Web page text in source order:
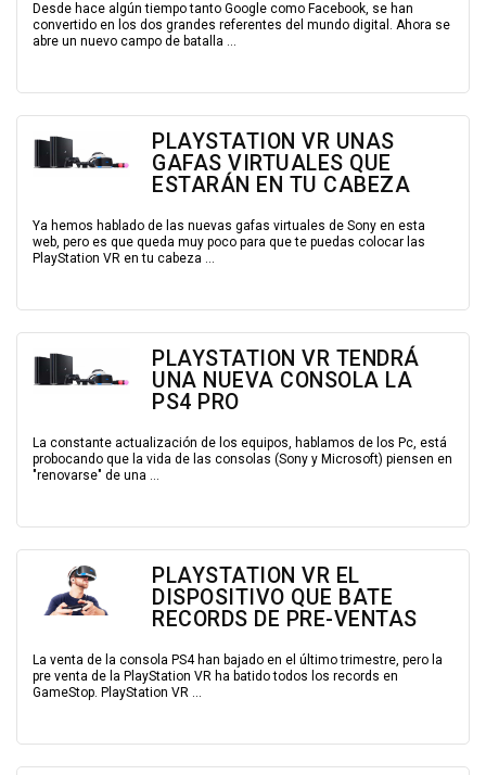
Desde hace algún tiempo tanto Google como Facebook, se han
convertido en los dos grandes referentes del mundo digital. Ahora se
abre un nuevo campo de batalla ...
PLAYSTATION VR UNAS
GAFAS VIRTUALES QUE
ESTARÁN EN TU CABEZA
Ya hemos hablado de las nuevas gafas virtuales de Sony en esta
web, pero es que queda muy poco para que te puedas colocar las
PlayStation VR en tu cabeza ...
PLAYSTATION VR TENDRÁ
UNA NUEVA CONSOLA LA
PS4 PRO
La constante actualización de los equipos, hablamos de los Pc, está
probocando que la vida de las consolas (Sony y Microsoft) piensen en
"renovarse" de una ...
PLAYSTATION VR EL
DISPOSITIVO QUE BATE
RECORDS DE PRE-VENTAS
La venta de la consola PS4 han bajado en el último trimestre, pero la
pre venta de la PlayStation VR ha batido todos los records en
GameStop. PlayStation VR ...